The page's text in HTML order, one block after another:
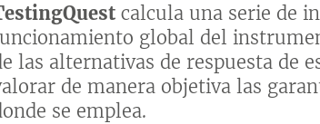
calcula una serie de
global del
las alternativas de respuesta de
de manera objetiva las
se emplea.